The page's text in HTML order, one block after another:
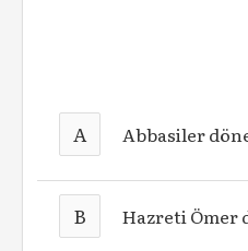
A Abbasiler
B Hazreti Ömer